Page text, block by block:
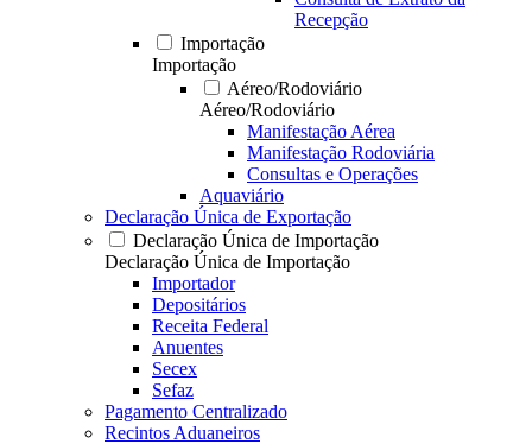
Recepção
Importação
Importação
Aéreo/Rodoviário
Aéreo/Rodoviário
Manifestação Aérea
Manifestação Rodoviária
Consultas e Operações
Aquaviário
Declaração Única de Exportação
Declaração Única de Importação
Declaração Única de Importação
Importador
Depositários
Receita Federal
Anuentes
Secex
Sefaz
Pagamento Centralizado
Recintos Aduaneiros